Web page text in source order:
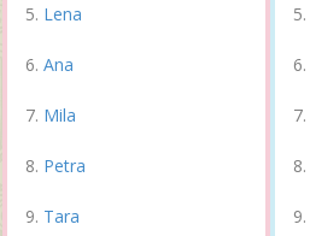
Lena
Ana
Mila
Petra
Tara